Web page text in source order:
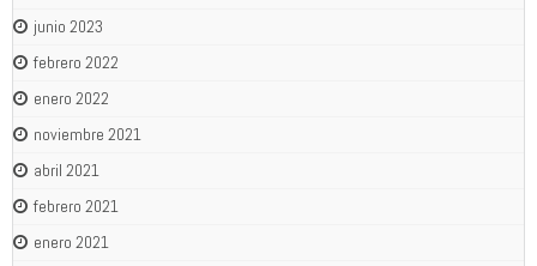
junio 2023
febrero 2022
enero 2022
noviembre 2021
abril 2021
febrero 2021
enero 2021